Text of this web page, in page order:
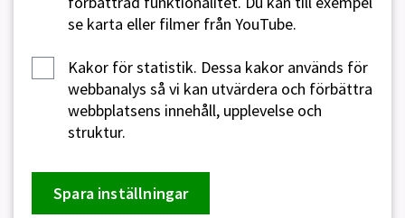
se karta eller filmer från YouTube.
Kakor för statistik. Dessa kakor används för
webbanalys så vi kan utvärdera och förbättra
webbplatsens innehåll, upplevelse och
struktur.
Spara inställningar